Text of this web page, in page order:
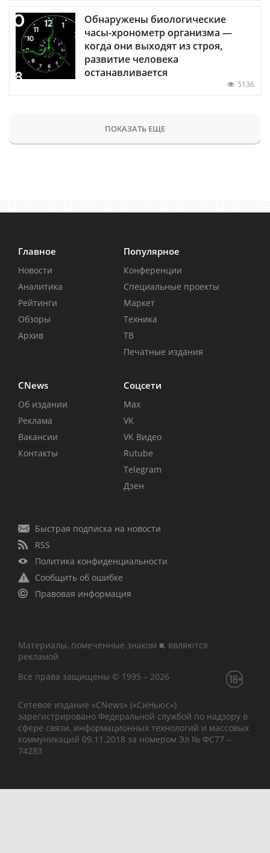
Обнаружены биологические
часы-хронометр организма —
когда они выходят из строя,
развитие человека
останавливается
5136
ПОКАЗАТЬ ЕЩЕ
Главное
Новости
Аналитика
Рейтинги
Обзоры
Архив
Популярное
Конференции
Специальные проекты
Маркет
Техника
ТВ
Печатные издания
CNews
Об издании
Реклама
Вакансии
Контакты
Соцсети
Max
VK
VK Видео
Rutube
Telegram
Дзен
Быстрая подписка на новости
RSS
Политика конфиденциальности
Сообщить об ошибке
Правовая информация
Материалы, помеченные знаком ■, являются
рекламой
Все права защищены © 1995 – 2026
Сетевое издание «CNews» («СиНьюс»)
зарегистрировано Федеральной службой по надзору в
сфере связи, информационных технологий и массовых
коммуникаций 09.11.2018 за номером Эл № ФС77 –
74283